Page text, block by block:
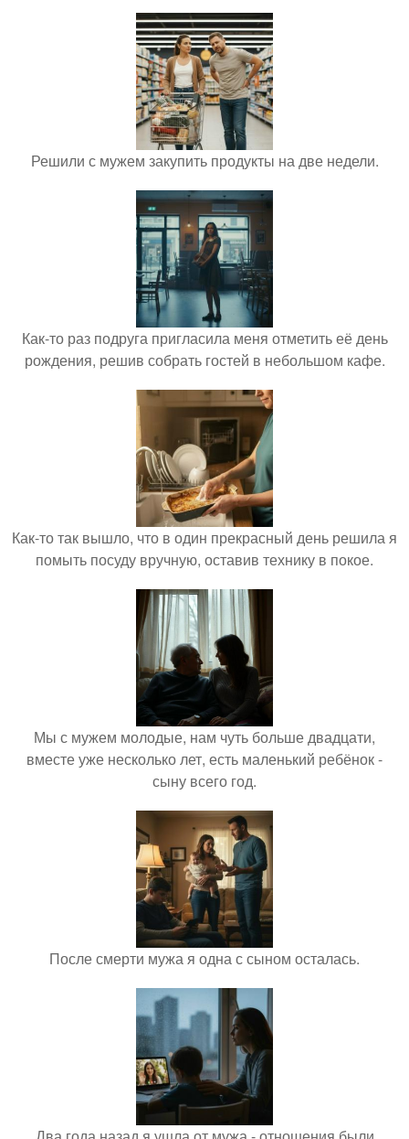
Решили с мужем закупить продукты на две недели.
Как-то раз подруга пригласила меня отметить её день
рождения, решив собрать гостей в небольшом кафе.
Как-то так вышло, что в один прекрасный день решила я
помыть посуду вручную, оставив технику в покое.
Мы с мужем молодые, нам чуть больше двадцати,
вместе уже несколько лет, есть маленький ребёнок -
сыну всего год.
После смерти мужа я одна с сыном осталась.